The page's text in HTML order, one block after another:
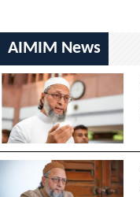
AIMIM News